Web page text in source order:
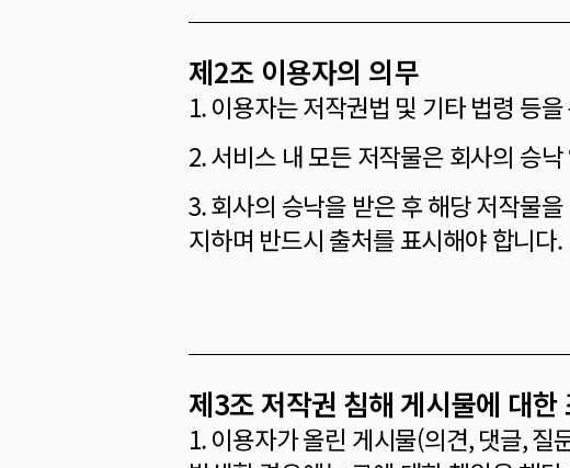
제2조 이용자의 의무
1. 이용자는 저작권법 및 기타 법령 등
2. 서비스 내 모든 저작물은 회사의 승
3. 회사의 승낙을 받은 후 해당 저작물
지하며 반드시 출처를 표시해야 합니다.
제3조 저작권 침해 게시물에 대한
1. 이용자가 올린 게시물(의견, 댓글,